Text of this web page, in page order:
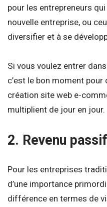
pour les entrepreneurs
nouvelle entreprise, ou
diversifier et à se
Si vous voulez entrer
c’est le bon moment
création site web e-
multiplient de jour en jour.
2. Revenu passif
Pour les entreprises
d’une importance
différence en termes de